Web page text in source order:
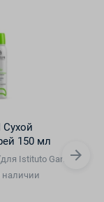
Италия), Италия
Сухой
150 мл
(для Istituto Ganassini
наличии